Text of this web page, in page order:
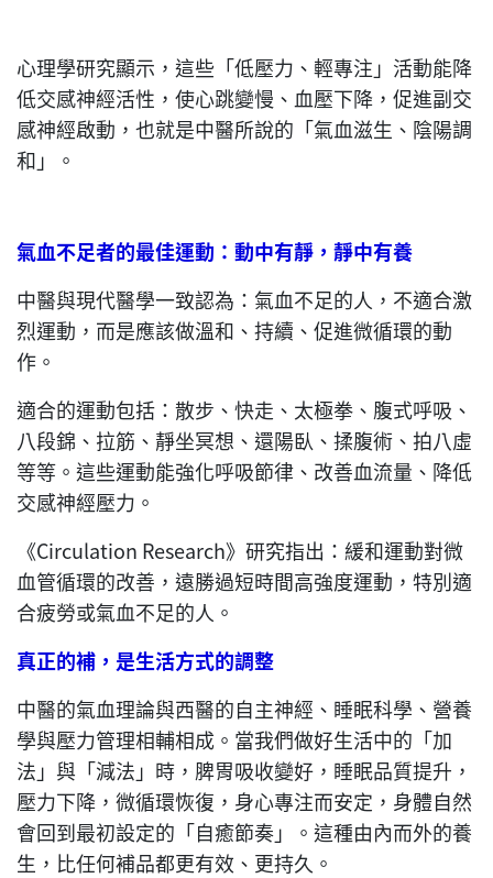
心理學研究顯示，這些「低壓力、輕專注」活動能降
低交感神經活性，使心跳變慢、血壓下降，促進副交
感神經啟動，也就是中醫所說的「氣血滋生、陰陽調
和」。
氣血不足者的最佳運動：動中有靜，靜中有養
中醫與現代醫學一致認為：氣血不足的人，不適合激
烈運動，而是應該做溫和、持續、促進微循環的動
作。
適合的運動包括：散步、快走、太極拳、腹式呼吸、
八段錦、拉筋、靜坐冥想、還陽臥、揉腹術、拍八虛
等等。這些運動能強化呼吸節律、改善血流量、降低
交感神經壓力。
《Circulation Research》研究指出：緩和運動對微
血管循環的改善，遠勝過短時間高強度運動，特別適
合疲勞或氣血不足的人。
真正的補，是生活方式的調整
中醫的氣血理論與西醫的自主神經、睡眠科學、營養
學與壓力管理相輔相成。當我們做好生活中的「加
法」與「減法」時，脾胃吸收變好，睡眠品質提升，
壓力下降，微循環恢復，身心專注而安定，身體自然
會回到最初設定的「自癒節奏」。這種由內而外的養
生，比任何補品都更有效、更持久。